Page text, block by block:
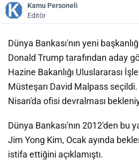
Kamu Personeli
Editör
Dünya Bankası'nın yeni
Donald Trump tarafından aday
Hazine Bakanlığı Uluslararası
Müsteşarı David Malpass seçildi.
Nisan'da ofisi devralması
Dünya Bankası'nın 2012'den bu
Jim Yong Kim, Ocak ayında
istifa ettiğini açıklamıştı.